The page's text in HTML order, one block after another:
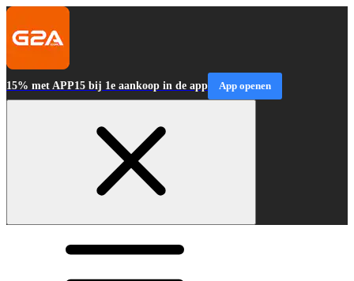
15% met APP15 bij 1e aankoop in de app App openen